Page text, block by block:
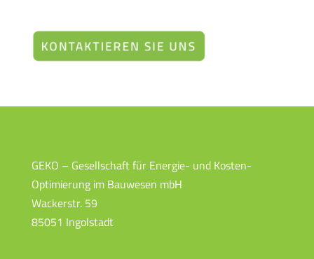
GEKO – Gesellschaft für Energie- und Kosten-
Optimierung im Bauwesen mbH
Wackerstr. 59
85051 Ingolstadt